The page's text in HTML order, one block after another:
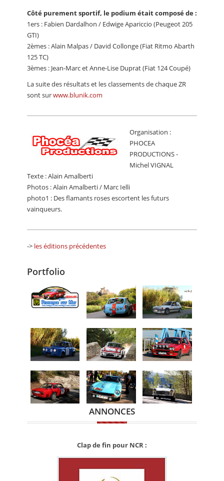
Côté purement sportif, le podium était composé de :
1ers : Fabien Dardalhon / Edwige Apariccio (Peugeot 205
GTI)
2èmes : Alain Malpas / David Collonge (Fiat Ritmo Abarth
125 TC)
3èmes : Jean-Marc et Anne-Lise Duprat (Fiat 124 Coupé)
La suite des résultats et les classements de chaque ZR
sont surwww.blunik.com
Organisation :
PHOCEA
PRODUCTIONS -
Michel VIGNAL
Texte : Alain Amalberti
Photos : Alain Amalberti / Marc Ielli
photo1 : Des flamants roses escortent les futurs
vainqueurs.
-> les éditions précédentes
Portfolio
ANNONCES
Clap de fin pour NCR :